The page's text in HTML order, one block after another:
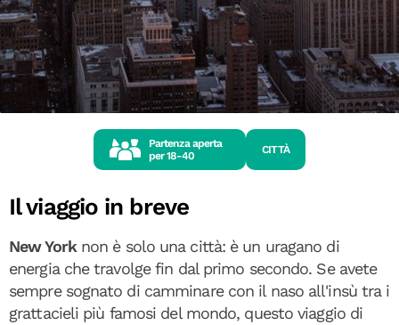
Partenza aperta
per18-40
CITTÀ
Il viaggio in breve
New Yorknon è solo una città: è un uragano di
energia che travolge fin dal primo secondo. Se avete
sempre sognato di camminare con il naso all'insù tra i
grattacieli più famosi del mondo, questo viaggio di